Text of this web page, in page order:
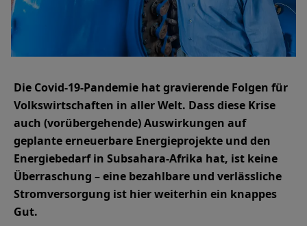
Die Covid-19-Pandemie hat gravierende Folgen für
Volkswirtschaften in aller Welt. Dass diese Krise
auch (vorübergehende) Auswirkungen auf
geplante erneuerbare Energieprojekte und den
Energiebedarf in Subsahara-Afrika hat, ist keine
Überraschung – eine bezahlbare und verlässliche
Stromversorgung ist hier weiterhin ein knappes
Gut.